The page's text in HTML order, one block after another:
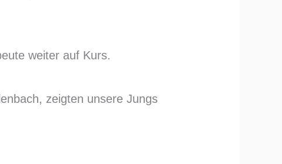
weiter auf Kurs.
zeigten unsere Jungs